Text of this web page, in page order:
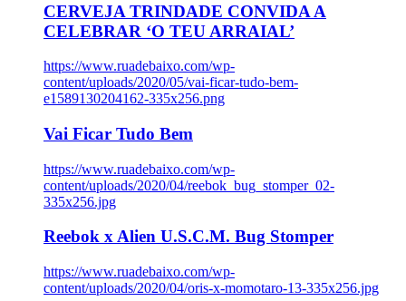
CERVEJA TRINDADE CONVIDA A
CELEBRAR ‘O TEU ARRAIAL’
https://www.ruadebaixo.com/wp-
content/uploads/2020/05/vai-ficar-tudo-bem-
e1589130204162-335x256.png
Vai Ficar Tudo Bem
https://www.ruadebaixo.com/wp-
content/uploads/2020/04/reebok_bug_stomper_02-
335x256.jpg
Reebok x Alien U.S.C.M. Bug Stomper
https://www.ruadebaixo.com/wp-
content/uploads/2020/04/oris-x-momotaro-13-335x256.jpg